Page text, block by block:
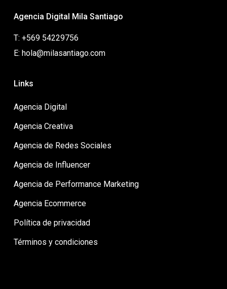
Agencia Digital Mila Santiago
T: +569 54229756
E: hola@milasantiago.com
Links
Agencia Digital
Agencia Creativa
Agencia de Redes Sociales
Agencia de Influencer
Agencia de Performance Marketing
Agencia Ecommerce
Política de privacidad
Términos y condiciones